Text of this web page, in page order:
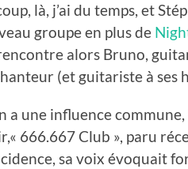
là, j’ai du temps, et
groupe en plus de
alors Bruno,
(et guitariste à ses
a une influence
666.667 Club », paru
sa voix évoquait